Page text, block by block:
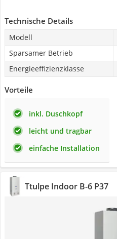
Technische Details
Modell
Sparsamer Betrieb
Energieeffizienzklasse
Vorteile
inkl. Duschkopf
leicht und tragbar
einfache Installation
Ttulpe Indoor B-6 P37